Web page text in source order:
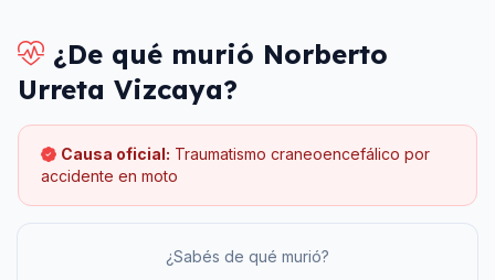
¿De qué murió Norberto
Urreta Vizcaya?
Causa oficial: Traumatismo craneoencefálico por
accidente en moto
¿Sabés de qué murió?